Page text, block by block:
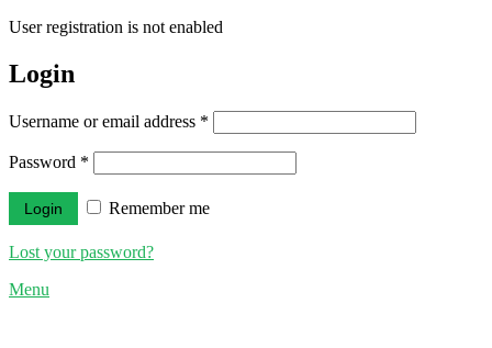
User registration is not enabled
Login
Username or email address *
Password *
Remember me
Lost your password?
Menu